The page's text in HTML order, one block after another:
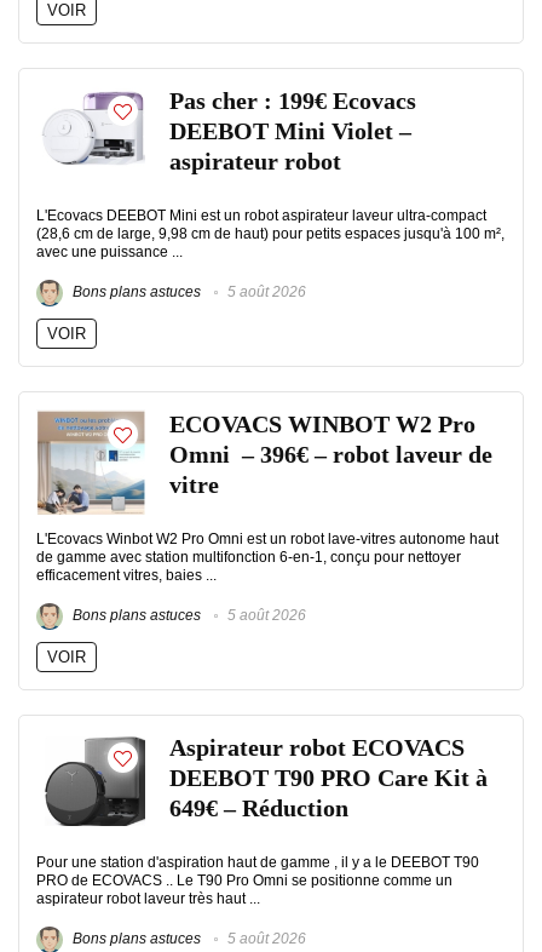
VOIR
Pas cher : 199€ Ecovacs
DEEBOT Mini Violet –
aspirateur robot
L'Ecovacs DEEBOT Mini est un robot aspirateur laveur ultra-compact
(28,6 cm de large, 9,98 cm de haut) pour petits espaces jusqu'à 100 m²,
avec une puissance ...
Bons plans astuces 5 août 2026
VOIR
ECOVACS WINBOT W2 Pro
Omni – 396€ – robot laveur de
vitre
L'Ecovacs Winbot W2 Pro Omni est un robot lave-vitres autonome haut
de gamme avec station multifonction 6-en-1, conçu pour nettoyer
efficacement vitres, baies ...
Bons plans astuces 5 août 2026
VOIR
Aspirateur robot ECOVACS
DEEBOT T90 PRO Care Kit à
649€ – Réduction
Pour une station d'aspiration haut de gamme , il y a le DEEBOT T90
PRO de ECOVACS .. Le T90 Pro Omni se positionne comme un
aspirateur robot laveur très haut ...
Bons plans astuces 5 août 2026